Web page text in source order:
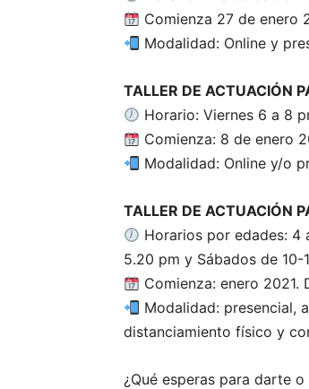
Comienza 27 de enero
Modalidad: Online y
TALLER DE ACTUACIÓN
Horario: Viernes 6 a 8
Comienza: 8 de enero
Modalidad: Online y/o
TALLER DE ACTUACIÓN
Horarios por edades: 4
5.20 pm y Sábados de 10-
Comienza: enero 2021.
Modalidad: presencial,
distanciamiento físico y
¿Qué esperas para darte